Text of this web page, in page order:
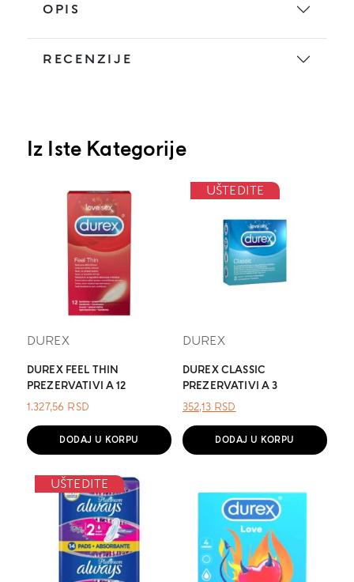
OPIS
RECENZIJE
Iz Iste Kategorije
DUREX
DUREX FEEL THIN
PREZERVATIVI A 12
1.327,56 RSD
DODAJ U KORPU
UŠTEDITE
DUREX
DUREX CLASSIC
PREZERVATIVI A 3
ОРИГИНАЛНА
ЈЕ
БИЛА:
352,13 RSD
ЈЕ:
DODAJ U KORPU
UŠTEDITE